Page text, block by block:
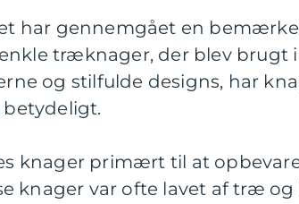
har gennemgået en
træknager, der blev brugt
og stilfulde designs, har
knager primært til at
knager var ofte lavet af træ og